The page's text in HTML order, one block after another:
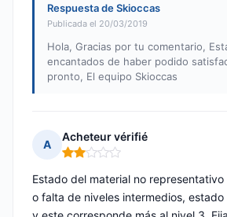
Respuesta de Skioccas
Publicada el 20/03/2019
Hola, Gracias por tu comentario,
encantados de haber podido
pronto, El equipo Skioccas
A
Acheteur vérifié
Nota: 2 de 5
Estado del material no
o falta de niveles intermedios,